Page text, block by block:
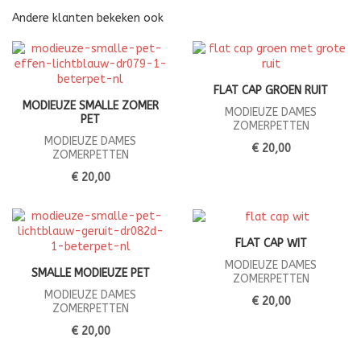
Andere klanten bekeken ook
MODIEUZE SMALLE ZOMER
PET
MODIEUZE DAMES
ZOMERPETTEN
€ 20,00
FLAT CAP GROEN RUIT
MODIEUZE DAMES
ZOMERPETTEN
€ 20,00
SMALLE MODIEUZE PET
MODIEUZE DAMES
ZOMERPETTEN
€ 20,00
FLAT CAP WIT
MODIEUZE DAMES
ZOMERPETTEN
€ 20,00